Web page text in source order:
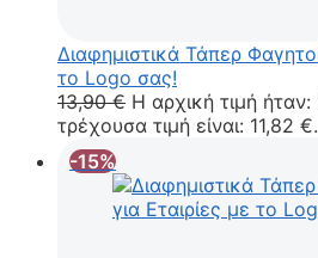
Διαφημιστικά Τάπερ
το Logo σας!
13,90€ Η αρχική τιμή
τρέχουσα τιμή είναι: 11,82 €.
-15%